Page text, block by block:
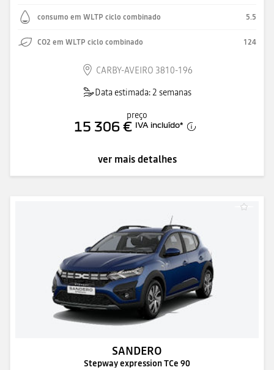
consumo em WLTP ciclo combinado 5.5
CO2 em WLTP ciclo combinado 124
CARBY-AVEIRO 3810-196
Data estimada: 2 semanas
preço
15 306 € IVA incluído*
ver mais detalhes
SANDERO
Stepway expression TCe 90